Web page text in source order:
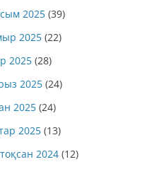
2025 (39)
2025 (22)
2025 (28)
2025 (24)
2025 (24)
2025 (13)
2024 (12)